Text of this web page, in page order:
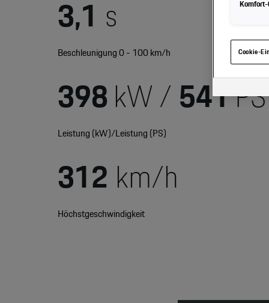
3,1 s
Beschleunigung 0 - 100 km/h
398kW / 541PS
Leistung (kW)/Leistung (PS)
312 km/h
Höchstgeschwindigkeit
Hinweis
eingesehen
Cookie-